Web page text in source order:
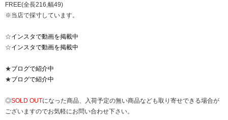
FREE(全長216,幅49)
※当店で採寸しています。
☆インスタで動画を掲載中
☆インスタで動画を掲載中
★ブログで紹介中
★ブログで紹介中
◎SOLD OUTになった商品、入荷予定の無い商品なども取り寄せできる場合が
ございますのでお気軽にお問い合わせ下さい。